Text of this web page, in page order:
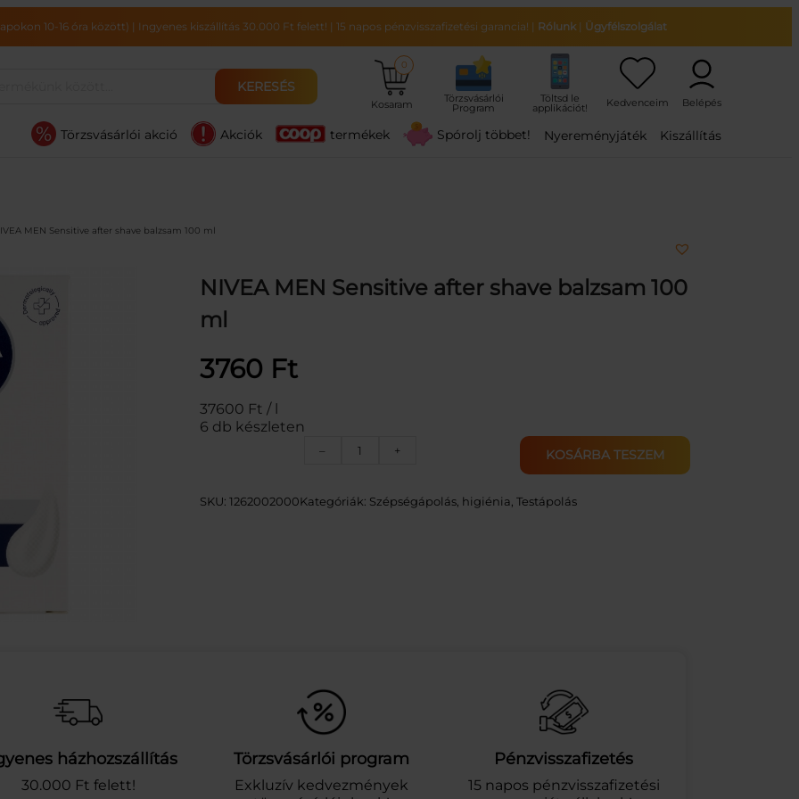
10-16 óra között) | Ingyenes kiszállítás 30.000 Ft felett! | 15 napos pénzvisszafizetési garancia! | Rólunk| Ügyfélszolgálat
KERESÉS
Kosaram
0
Törzsvásárlói akció Akciók termékek Spórolj többet! Nyereményjáték Kiszállítás
MEN Sensitive after shave balzsam 100 ml
NIVEA MEN Sensitive after shave balzsam 100
ml
3760 Ft
37600 Ft / l
6 db készleten
–
N
E
U
G
+ KOSÁRBA TESZEM
SKU: 1262002000Kategóriák: Szépségápolás, higiénia Testápolás
házhozszállítás
30.000 Ft felett!
Törzsvásárlói program
Exkluzív kedvezmények
Pénzvisszafizetés
15 napos pénzvisszafizetési